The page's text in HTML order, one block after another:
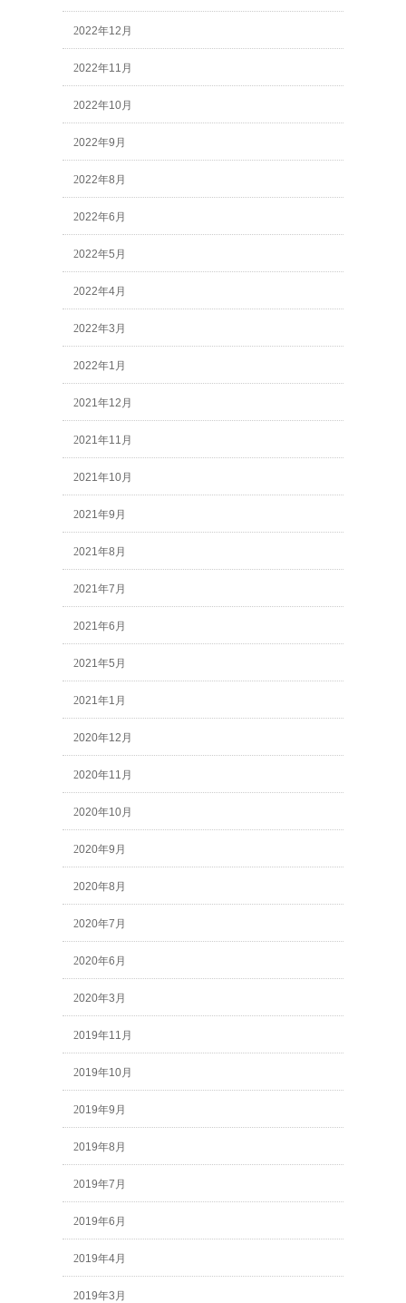
2022年12月
2022年11月
2022年10月
2022年9月
2022年8月
2022年6月
2022年5月
2022年4月
2022年3月
2022年1月
2021年12月
2021年11月
2021年10月
2021年9月
2021年8月
2021年7月
2021年6月
2021年5月
2021年1月
2020年12月
2020年11月
2020年10月
2020年9月
2020年8月
2020年7月
2020年6月
2020年3月
2019年11月
2019年10月
2019年9月
2019年8月
2019年7月
2019年6月
2019年4月
2019年3月